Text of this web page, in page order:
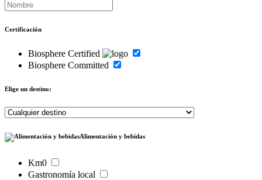
Certificación
Biosphere Certified
Biosphere Committed
Elige un destino:
Alimentación y bebidas
Km0
Gastronomía local